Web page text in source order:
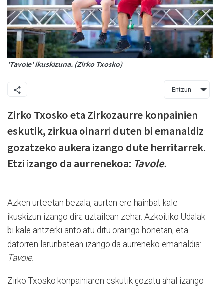
'Tavole' ikuskizuna. (Zirko Txosko)
Entzun
Zirko Txosko eta Zirkozaurre konpainien
eskutik, zirkua oinarri duten bi emanaldiz
gozatzeko aukera izango dute herritarrek.
Etzi izango da aurrenekoa: Tavole.
Azken urteetan bezala, aurten ere hainbat kale
ikuskizun izango dira uztailean zehar. Azkoitiko Udalak
bi kale antzerki antolatu ditu oraingo honetan, eta
datorren larunbatean izango da aurreneko emanaldia:
Tavole.
Zirko Txosko konpainiaren eskutik gozatu ahal izango